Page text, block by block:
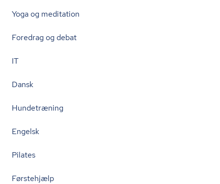
Yoga og meditation
Foredrag og debat
IT
Dansk
Hundetræning
Engelsk
Pilates
Førstehjælp